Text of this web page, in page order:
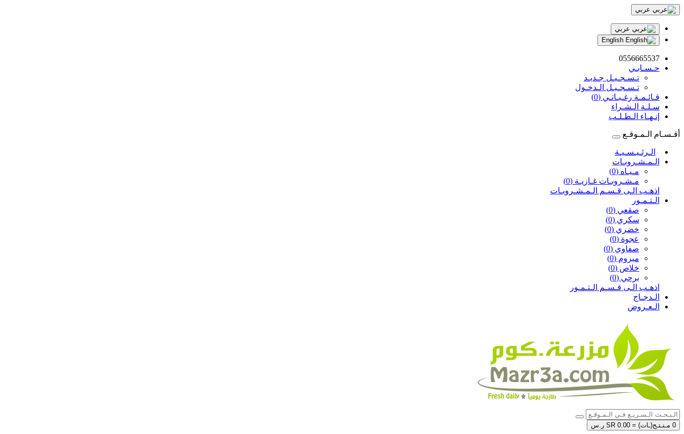
عربي
عربي
0556665537
حـسـابـي
تـسـجـيـل جـديـد
تـسـجـيـل الـدخـول
قـائـمـة رغـبـاتـي (0)
سـلـة الـشـراء
إنـهـاء الـطـلـب
أقـسـام الـمـوقـع
الـرئـيـسـيـة
الـمـشـروبـات
مـيـاه (0)
مـشـروبـات غـازيـة (0)
اذهـب الـى قـسـم الـمـشـروبـات
الـتـمـور
صقعي (0)
سكري (0)
خضري (0)
عجوة (0)
صفاوي (0)
مبروم (0)
خلاص (0)
برحي (0)
اذهـب الـى قـسـم الـتـمـور
الـدجـاج
الـعـروض
0 مـنـتـج(ـات) = SR 0.00 ر.س